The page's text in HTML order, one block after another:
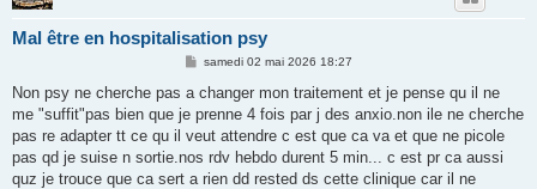
Mal être en hospitalisation psy
M
s
a
g
samedi 02 mai 2026 18:27
Non psy ne cherche pas a changer mon traitement et je pense qu il ne
me "suffit"pas bien que je prenne 4 fois par j des anxio.non ile ne cherche
pas re adapter tt ce qu il veut attendre c est que ca va et que ne picole
pas qd je suise n sortie.nos rdv hebdo durent 5 min... c est pr ca aussi
quz je trouce que ca sert a rien dd rested ds cette clinique car il ne